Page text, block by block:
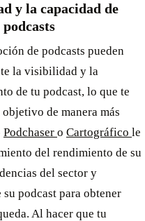
y la capacidad de
de podcasts pueden
la visibilidad y la
de tu podcast, lo que te
de manera más
Podchaser o Cartográfico le
del rendimiento de su
del sector y
podcast para obtener
Al hacer que tu